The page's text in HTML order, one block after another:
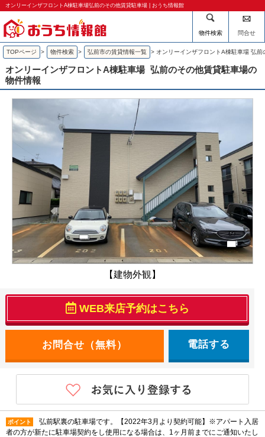
オンリーインザフロントA棟駐車場弘前のその他賃貸駐車場 | おうち情報館
物件検索 問合せ
TOPページ > 物件検索 > 弘前市の賃貸情報一覧 > オンリーインザフロントA棟駐車場 弘前
オンリーインザフロントA棟駐車場 弘前のその他賃貸駐車場の
物件情報
【建物外観】
WEB来店予約はこちら
電話する
ポイント
弘前駅裏の駐車場です。【2022年3月より契約可能】※アパート入居
者の方が新たに駐車場契約をし使用になる場合は、1ヶ月前までにご通知いたし